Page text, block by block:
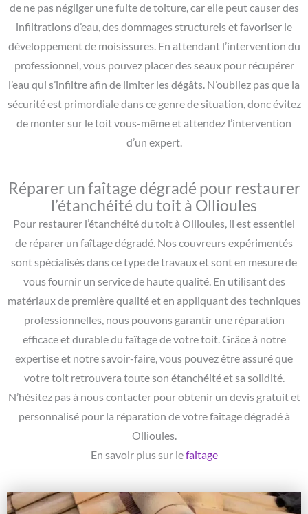
de ne pas négliger une fuite de toiture, car elle peut causer des
infiltrations d’eau, des dommages structurels et favoriser le
développement de moisissures. En attendant l’intervention du
professionnel, vous pouvez placer des seaux pour récupérer
l’eau qui s’infiltre afin de limiter les dégâts. N’oubliez pas que la
sécurité est primordiale dans ce genre de situation, donc évitez
de monter sur le toit vous-même et attendez l’intervention
d’un expert.
Réparer un faîtage dégradé pour restaurer
l’étanchéité du toit à Ollioules
Pour restaurer l’étanchéité du toit à Ollioules, il est essentiel
de réparer un faîtage dégradé. Nos couvreurs expérimentés
sont spécialisés dans ce type de travaux et sont en mesure de
vous fournir un service de haute qualité. En utilisant des
matériaux de première qualité et en appliquant des techniques
professionnelles, nous pouvons garantir une réparation
efficace et durable du faîtage de votre toit. Grâce à notre
expertise et notre savoir-faire, vous pouvez être assuré que
votre toit retrouvera toute son étanchéité et sa solidité.
N’hésitez pas à nous contacter pour obtenir un devis gratuit et
personnalisé pour la réparation de votre faîtage dégradé à
Ollioules.
En savoir plus sur lefaitage